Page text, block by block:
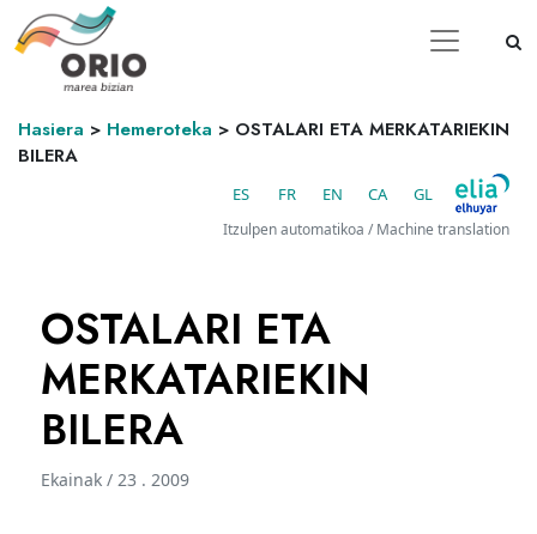
Hasiera > Hemeroteka > OSTALARI ETA MERKATARIEKIN
BILERA
ES FR EN CA GL
Itzulpen automatikoa / Machine translation
OSTALARI ETA
MERKATARIEKIN
BILERA
Ekainak / 23 . 2009